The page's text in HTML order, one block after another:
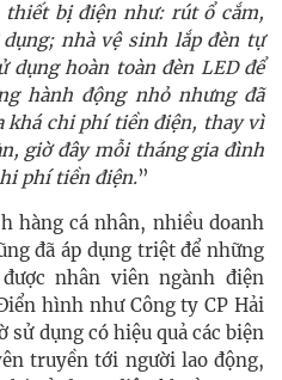
thiết bị điện như: rút ổ cắm,
nhà vệ sinh lắp đèn tự
hoàn toàn đèn LED để
hành động nhỏ nhưng đã
khá chi phí tiền điện, thay vì
giờ đây mỗi tháng gia đình
phí tiền điện.”
hàng cá nhân, nhiều doanh
đã áp dụng triệt để những
nhân viên ngành điện
hình như Công ty CP Hải
sử dụng có hiệu quả các biện
truyền tới người lao động,